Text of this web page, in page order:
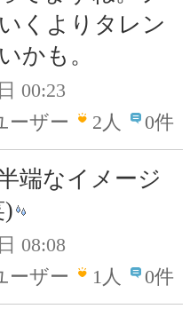
くよりタレン
かも。
00:23
ーザー
2人 0件
端なイメージ
)
08:08
ーザー
1人 0件